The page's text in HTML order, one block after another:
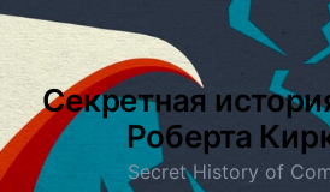
Секретная
Роберта
Secret History of